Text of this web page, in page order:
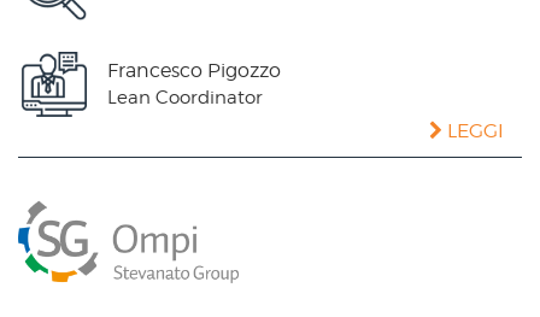
Francesco Pigozzo
Lean Coordinator
LEGGI